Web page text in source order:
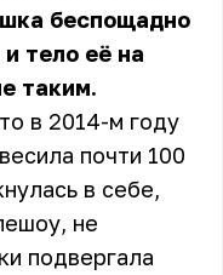
беспощадно
тело её на
таким.
в 2014-м году
почти 100
в себе,
не
подвергала